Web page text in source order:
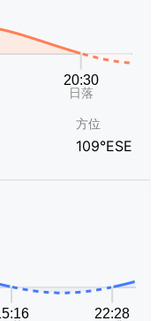
方位
109°ESE